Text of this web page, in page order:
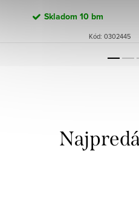
Skladom 10 bm
Kód: 0302445